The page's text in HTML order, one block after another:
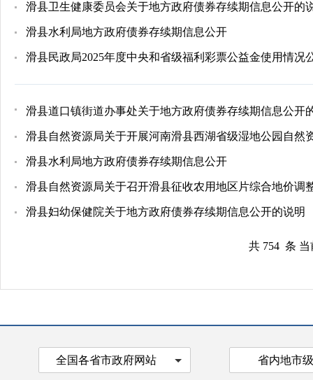
滑县卫生健康委员会关于地方政府债券存续期信息公开的
滑县水利局地方政府债券存续期信息公开
滑县民政局2025年度中央和省级福利彩票公益金使用情况
滑县道口镇街道办事处关于地方政府债券存续期信息公开
滑县自然资源局关于开展河南滑县西湖省级湿地公园自然
滑县水利局地方政府债券存续期信息公开
滑县自然资源局关于召开滑县征收农用地区片综合地价调
滑县妇幼保健院关于地方政府债券存续期信息公开的说明
共 754 条
全国各省市政府网站 省内地市